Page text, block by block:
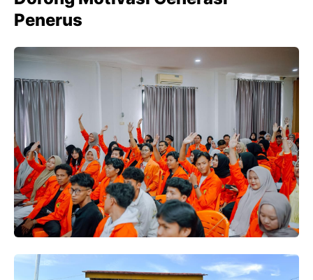
Penerus